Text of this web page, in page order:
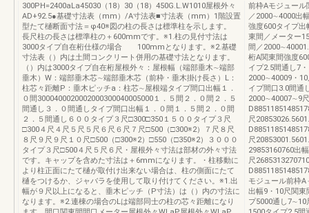
300PH=2400aLa45030（18）30（18）450G.L.W1010屋根外々
AD+92.5●基礎寸法表（mm）/A寸法表■寸法表（mm）1階設置
型たて樋断面寸法＝φ40※図の柱の長さは標準柱を示します。
長尺柱の長さは標準柱の＋600mmです。※1.柱の見付寸法は
3000タイプ自在桁仕様の場合 100mmとなります。※2.基礎
寸法表（）内は土間コンクリート併用の基礎寸法となります。
（）内は3000タイプ自在桁屋根外々：屋根幅（端部垂木∼端部
垂木）W：端部垂木芯∼端部垂木芯（前枠・垂木掛け長さ）L：
柱芯々距離P：垂木ピッチa：柱芯∼屋根端タイプ間口出幅１．
０間3000400020002000300040005000１．５間２．０間２．５
間通し３．０間通しタイプ間口出幅１．０間１．５間２．０間
２．５間通し６００タイプ３尺□300□350１５００タイプ３尺
□300４尺４尺５尺５尺６尺６尺７尺□500（□300※2）７尺８尺
８尺９尺９尺１０尺□500（□300※2）□550（□350※2）３０００
タイプ３尺□500４尺５尺６尺・屋根外々寸法は部材の外々寸法
です。キャップを含めた寸法は＋6mmになります。・柱移動に
より柱正面にたて樋が取付け出来ない場合は、柱の側面にたて
樋をつけるか、ジャバラを使用して取り付けてください。※1.出
幅が９尺以上になると、垂木ピッチ（P寸法）は（）内の寸法に
なります。※2.連棟の場合のLは端部同士の柱の芯々距離になり
前枠Aモジュー
／2000∼4000出
強度600タイプ
東間／メーター
間／
桁A関東間強度
イプ2.5間通し7
2000∼40009・
イプ間口3.0間通
2000∼40007∼9
尺
尺
29853160760出
尺
モジュール前枠
出幅9・10尺関東
プ5000通し